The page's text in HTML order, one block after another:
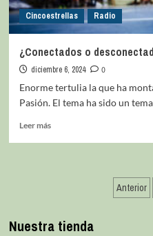
Cincoestrellas Radio
¿Conectados o
diciembre 6, 2024
0
Enorme tertulia la que ha
Pasión. El tema ha sido un
Leer más
Anterior
Nuestra tienda